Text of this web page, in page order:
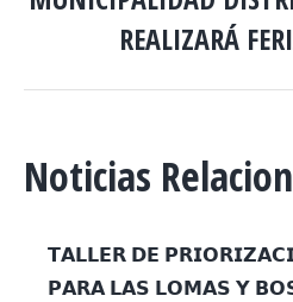
REALIZARÁ
Noticias
𝗧𝗔𝗟𝗟𝗘𝗥 𝗗𝗘
𝗣𝗔𝗥𝗔 𝗟𝗔𝗦 𝗟𝗢𝗠𝗔𝗦 𝗬